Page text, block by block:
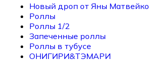
Новый дроп от Яны Матвейко
Роллы
Роллы 1/2
Запеченные роллы
Роллы в тубусе
ОНИГИРИ&ТЭМАРИ